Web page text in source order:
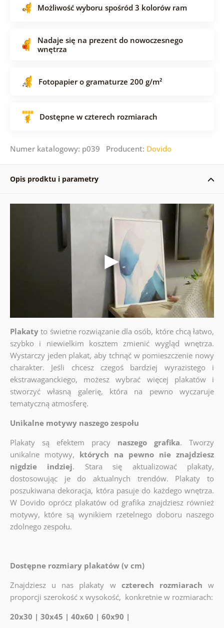
Możliwość wyboru spośród 3 kolorów ram
Nadaje się na prezent do nowoczesnego
wnętrza
Fotopapier o gramaturze 200 g/m²
Dostępne w czterech rozmiarach
Numer katalogowy: p039 Producent: Dovido
Opis prodktu i parametry
Plakaty to świetne rozwiązanie dla osób, które chcą łatwo,
szybko i niewielkim kosztem zmienić wygląd wnętrza.
Wystarczy jeden plakat, aby tchnąć w pomieszczenie nowy
charakter. Jeśli chcesz czegoś bardziej wyrazistego i
ekstrawaganckiego, możesz wybrać więcej plakatów i
stworzyć własną galerię, która na pewno wyczaruje
tematyczną atmosferę.
Unikalne motywy naszego zespołu
Plakaty są efektem pracy
naszego grafika. Tworzy
unikalne motywy, których na pewno nie znajdziesz
nigdzie indziej. Stara się aktualizować plakaty,
dostosowując je do aktualnych trendów. Plakaty to
poszukiwana dekoracja, która pasuje do każdego wnętrza.
W Dovido oprócz plakatów od grafika znajdziesz również
motywy, które są wynikiem rzetelnego doboru naszego
zdolnego zespołu.
Dostępne rozmiary plakatów (v cm)
Znajdziesz u nas plakaty w czterech rozmiarach
w
proporcji szerokość x wysokość, konkretnie w rozmiarach:
20x30 | 30x45 | 40x60 | 60x90 |